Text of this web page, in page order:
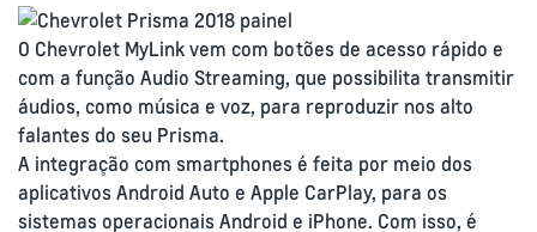
O Chevrolet MyLink vem com botões de acesso rápido e
com a função Audio Streaming, que possibilita transmitir
áudios, como música e voz, para reproduzir nos alto
falantes do seu Prisma.
A integração com smartphones é feita por meio dos
aplicativos Android Auto e Apple CarPlay, para os
sistemas operacionais Android e iPhone. Com isso, é